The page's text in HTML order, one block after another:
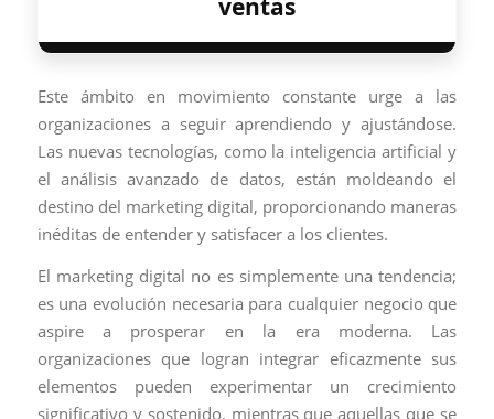
ventas
Este ámbito en movimiento constante urge a las
organizaciones a seguir aprendiendo y ajustándose.
Las nuevas tecnologías, como la inteligencia artificial y
el análisis avanzado de datos, están moldeando el
destino del marketing digital, proporcionando maneras
inéditas de entender y satisfacer a los clientes.
El marketing digital no es simplemente una tendencia;
es una evolución necesaria para cualquier negocio que
aspire a prosperar en la era moderna. Las
organizaciones que logran integrar eficazmente sus
elementos pueden experimentar un crecimiento
significativo y sostenido, mientras que aquellas que se